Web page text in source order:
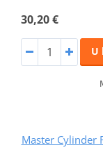
30,20 €
U
Master Cylinder